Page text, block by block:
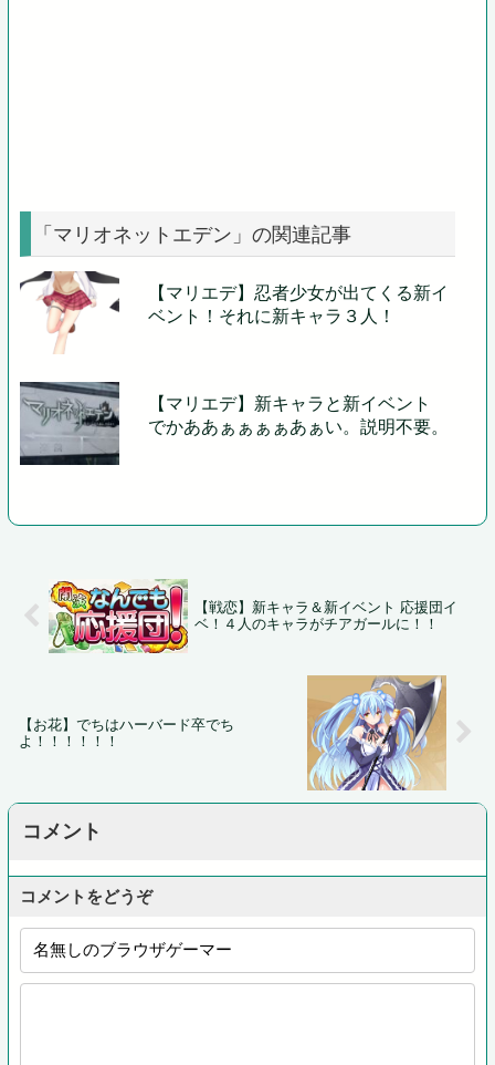
「マリオネットエデン」の関連記事
【マリエデ】忍者少女が出てくる新イ
ベント！それに新キャラ３人！
【マリエデ】新キャラと新イベント
でかああぁぁぁぁあぁい。説明不要。
【戦恋】新キャラ＆新イベント 応援団イ
ベ！４人のキャラがチアガールに！！
【お花】でちはハーバード卒でち
よ！！！！！！
コメント
コメントをどうぞ